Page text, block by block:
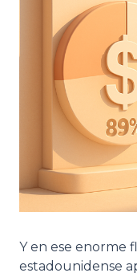
Y en ese enorme
estadounidense